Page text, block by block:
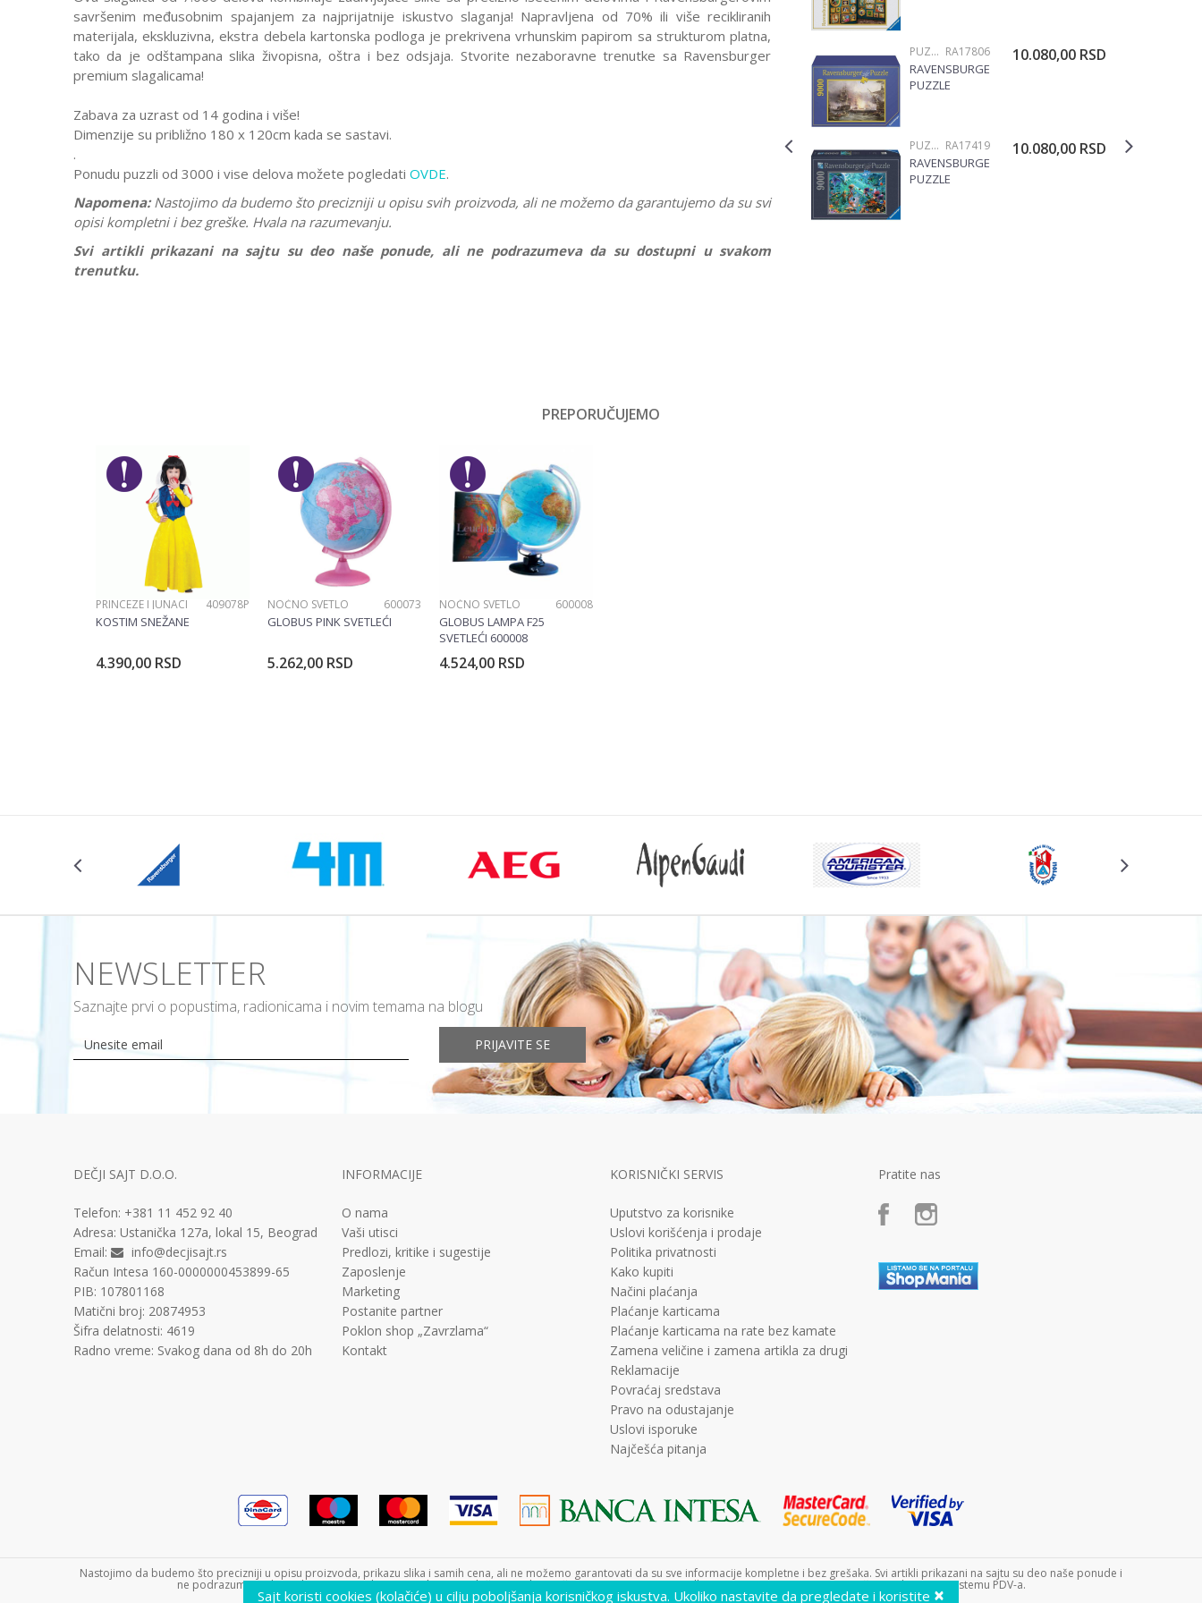
savršenim međusobnim spajanjem za najprijatnije iskustvo slaganja! Napravljena od 70% ili više recikliranih
materijala, ekskluzivna, ekstra debela kartonska podloga je prekrivena vrhunskim papirom sa strukturom platna,
tako da je odštampana slika živopisna, oštra i bez odsjaja. Stvorite nezaboravne trenutke sa Ravensburger
premium slagalicama!
Zabava za uzrast od 14 godina i više!
Dimenzije su približno 180 x 120cm kada se sastavi.
.
Ponudu puzzli od 3000 i vise delova možete pogledati OVDE.
Napomena: Nastojimo da budemo što precizniji u opisu svih proizvoda, ali ne možemo da garantujemo da su svi
opisi kompletni i bez greške. Hvala na razumevanju.
Svi artikli prikazani na sajtu su deo naše ponude, ali ne podrazumeva da su dostupni u svakom
trenutku.
POŠALJI
(SLAGALICE) -
MICHELANGELO:
THE CREATION
OF ADAM
KARTA SVETA
RA17411
PUZZLE 3000 I VIŠE DELOVA RA17429 5.850,00RSD
PUZZLE 3000 I VIŠE DELOVA RA17806
RAVENSBURGER
PUZZLE
10.080,00 RSD
PUZZLE 3000 I VIŠE DELOVA RA17419
RAVENSBURGER
PUZZLE
10.080,00 RSD
PREPORUČUJEMO
PRINCEZE I JUNACI 409078P
KOSTIM SNEŽANE
4.390,00 RSD
NOĆNO SVETLO 600073
GLOBUS PINK SVETLEĆI
5.262,00 RSD
NOĆNO SVETLO 600008
GLOBUS LAMPA F25
SVETLEĆI 600008
4.524,00 RSD
NEWSLETTER
Saznajte prvi o popustima, radionicama i novim temama na blogu
PRIJAVITE SE
DEČJI SAJT D.O.O.
Telefon: +381 11 452 92 40
Adresa: Ustanička 127a, lokal 15, Beograd
Email:
info@decjisajt.rs
Račun Intesa 160-0000000453899-65
PIB: 107801168
Matični broj: 20874953
Šifra delatnosti: 4619
Radno vreme: Svakog dana od 8h do 20h
INFORMACIJE
O nama
Vaši utisci
Predlozi, kritike i sugestije
Zaposlenje
Marketing
Postanite partner
Poklon shop „Zavrzlama“
Kontakt
KORISNIČKI SERVIS
Uputstvo za korisnike
Uslovi korišćenja i prodaje
Politika privatnosti
Kako kupiti
Načini plaćanja
Plaćanje karticama
Plaćanje karticama na rate bez kamate
Zamena veličine i zamena artikla za drugi
Reklamacije
Povraćaj sredstava
Pravo na odustajanje
Uslovi isporuke
Najčešća pitanja
Pratite nas
Nastojimo da budemo što precizniji u opisu proizvoda, prikazu slika i samih cena, ali ne možemo garantovati da su sve informacije kompletne i bez grešaka. Svi artikli prikazani na sajtu su deo naše ponude i
ne podrazumeva da su dostupni u svakom trenutku. Raspoloživost robe možete proveriti pozivom Call Centra na +381 11 452 9240. Dečji sajt doo nije u sistemu PDV-a.
×
Sajt koristi cookies (kolačiće) u cilju poboljšanja korisničkog iskustva. Ukoliko nastavite da pregledate i koristite